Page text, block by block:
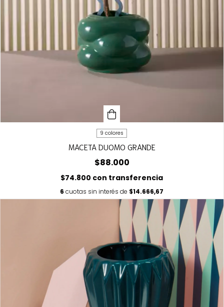
9 colores
MACETA DUOMO GRANDE
$88.000
$74.800 con transferencia
6 cuotas sin interés de $14.666,67